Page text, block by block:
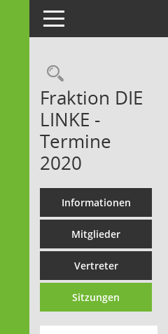
Toggle navigation
Fraktion DIE
LINKE -
Termine
2020
Informationen
Mitglieder
Vertreter
Sitzungen